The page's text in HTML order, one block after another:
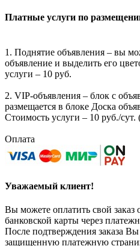
Платные услуги по
1. Поднятие объявления – вы
объявление и выделить его
услуги – 10 руб.
2. VIP-объявления – блок с
размещается в блоке Доска
Стоимость услуги – 10 руб./
Оплата
Уважаемый клиент!
Вы можете оплатить свой
банковской карты через
После подтверждения заказа
защищенную платежную